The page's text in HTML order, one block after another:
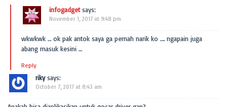
infogadget says:
November 1, 2017 at 9:48 pm
wkwkwk … ok pak antok saya ga pernah narik ko …. ngapain juga
abang masuk kesini …
Reply
riky says:
October 7, 2017 at 8:43 am